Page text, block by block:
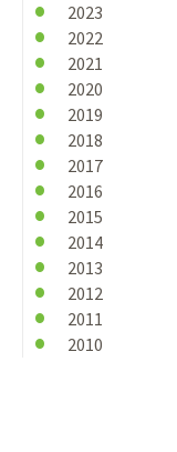
2023
2022
2021
2020
2019
2018
2017
2016
2015
2014
2013
2012
2011
2010